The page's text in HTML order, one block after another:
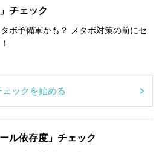
チェック
ボ予備軍かも？ メタボ対策の前にセ
ックを始める
ル依存度」チェック